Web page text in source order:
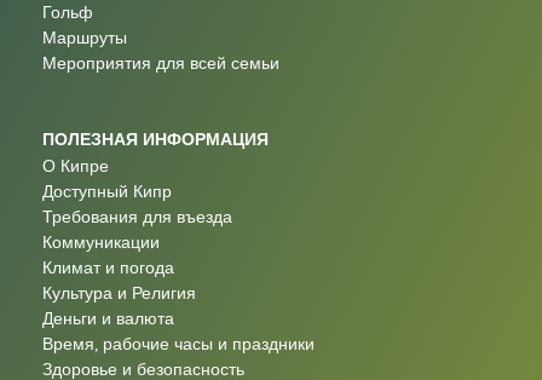
Гольф
Маршруты
Мероприятия для всей семьи
ПОЛЕЗНАЯ ИНФОРМАЦИЯ
О Кипре
Доступный Кипр
Требования для въезда
Коммуникации
Климат и погода
Культура и Религия
Деньги и валюта
Время, рабочие часы и праздники
Здоровье и безопасность